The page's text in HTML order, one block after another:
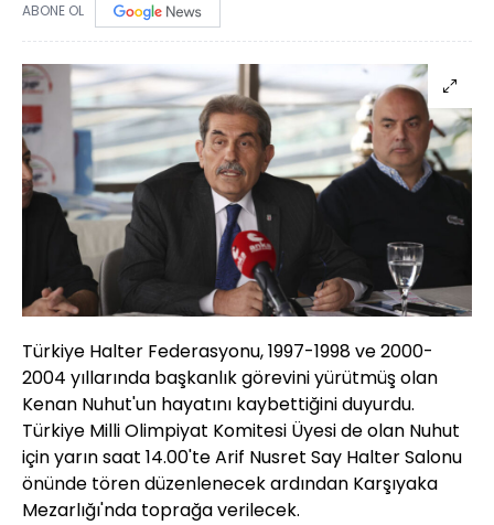
ABONE OL
Türkiye Halter Federasyonu, 1997-1998 ve 2000-
2004 yıllarında başkanlık görevini yürütmüş olan
Kenan Nuhut'un hayatını kaybettiğini duyurdu.
Türkiye Milli Olimpiyat Komitesi Üyesi de olan Nuhut
için yarın saat 14.00'te Arif Nusret Say Halter Salonu
önünde tören düzenlenecek ardından Karşıyaka
Mezarlığı'nda toprağa verilecek.